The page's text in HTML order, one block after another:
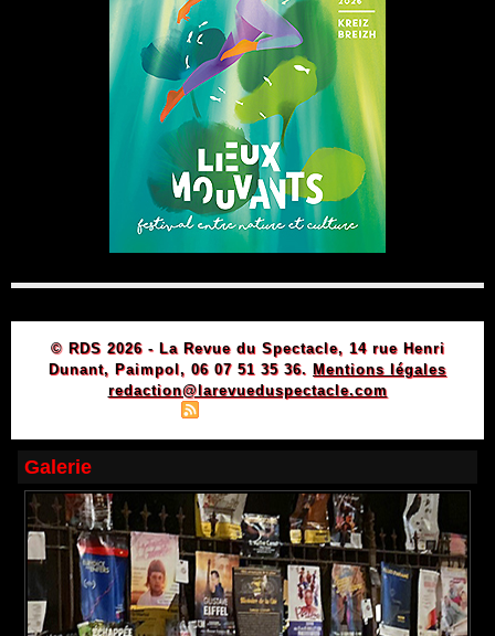
© RDS 2026 - La Revue du Spectacle, 14 rue Henri
Dunant, Paimpol, 06 07 51 35 36. Mentions légales
redaction@larevueduspectacle.com
Galerie